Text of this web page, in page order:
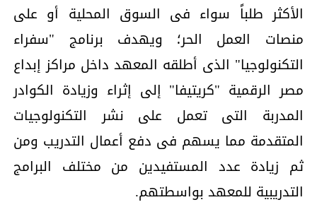
الأكثر طلباً سواء فى السوق المحلية أو على
منصات العمل الحر؛ ويهدف برنامج "سفراء
التكنولوجيا" الذى أطلقه المعهد داخل مراكز إبداع
مصر الرقمية "كريتيفا" إلى إثراء وزيادة الكوادر
المدربة التى تعمل على نشر التكنولوجيات
المتقدمة مما يسهم فى دفع أعمال التدريب ومن
ثم زيادة عدد المستفيدين من مختلف البرامج
التدريبية للمعهد بواسطتهم.